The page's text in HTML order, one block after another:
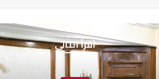
أقرأ التالي